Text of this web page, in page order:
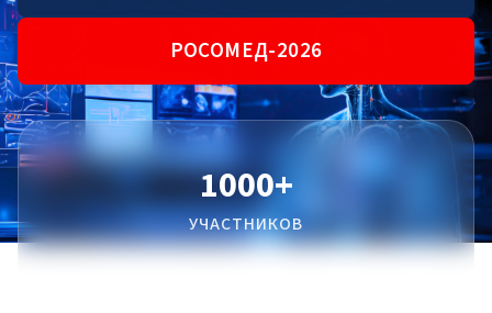
РОСОМЕД-2026
1000+
УЧАСТНИКОВ